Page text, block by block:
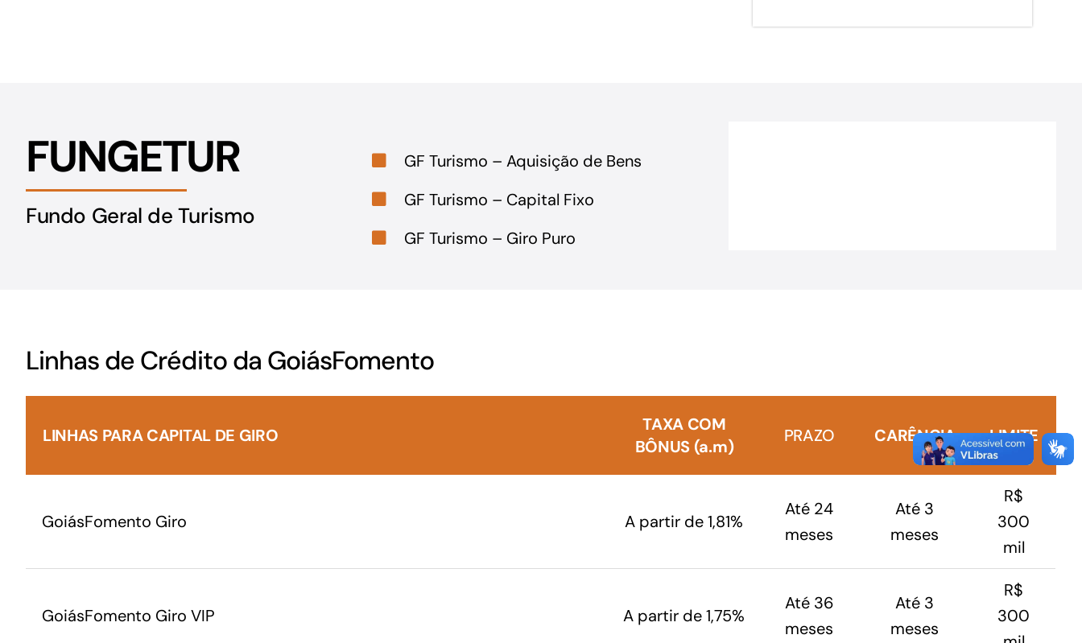
FUNGETUR
Fundo Geral de Turismo
GF Turismo – Aquisição de Bens
GF Turismo – Capital Fixo
GF Turismo – Giro Puro
Linhas de Crédito da GoiásFomento
LINHAS PARA CAPITAL DE GIRO
TAXA COM
BÔNUS (a.m)
PRAZO CARÊNCIA LIMITE
GoiásFomento Giro A partir de 1,81%
Até 24
meses
Até 3
meses
R$
300
mil
GoiásFomento Giro VIP A partir de 1,75%
Até 36
meses
Até 3
meses
R$
300